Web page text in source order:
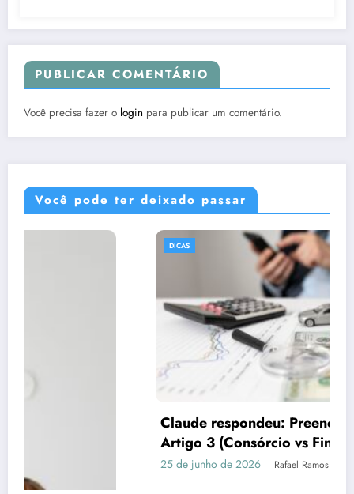
PUBLICAR COMENTÁRIO
Você precisa fazer o login para publicar um comentário.
Você pode ter deixado passar
Claude respondeu: Preencha assim para o
Artigo 3 (Consórcio vs Financiamento)
Rafael Ramos